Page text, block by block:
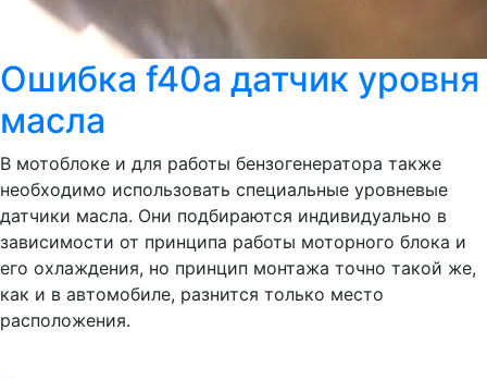
Ошибка f40a датчик уровня
масла
В мотоблоке и для работы бензогенератора также
необходимо использовать специальные уровневые
датчики масла. Они подбираются индивидуально в
зависимости от принципа работы моторного блока и
его охлаждения, но принцип монтажа точно такой же,
как и в автомобиле, разнится только место
расположения.